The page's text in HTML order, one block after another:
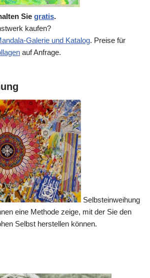
Sie gratis.
kaufen?
Galerie und Katalog. Preise für
auf Anfrage.
Selbsteinweihung
eine Methode zeige, mit der Sie den
Selbst herstellen können.